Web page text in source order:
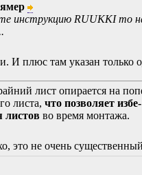
инструкцию RUUKKI то
И плюс там указан только
лист опирается на
листа,что позволяет избе-
листов во время монтажа.
это не очень